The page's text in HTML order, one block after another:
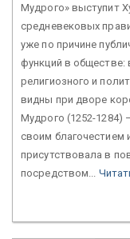
Мудрого» выступит
средневековых
уже по причине
функций в обществе:
религиозного и
видны при дворе
Мудрого (1252-1284)
своим благочестием
присутствовала в
посредством...